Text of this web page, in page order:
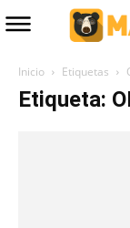
Inicio Etiquetas
Etiqueta: